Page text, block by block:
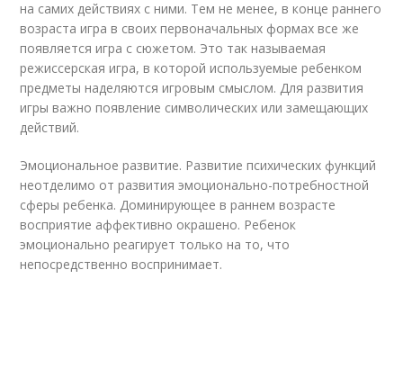
на самих действиях с ними. Тем не менее, в конце раннего
возраста игра в своих первоначальных формах все же
появляется игра с сюжетом. Это так называемая
режиссерская игра, в которой используемые ребенком
предметы наделяются игровым смыслом. Для развития
игры важно появление символических или замещающих
действий.
Эмоциональное развитие. Развитие психических функций
неотделимо от развития эмоционально-потребностной
сферы ребенка. Доминирующее в раннем возрасте
восприятие аффективно окрашено. Ребенок
эмоционально реагирует только на то, что
непосредственно воспринимает.